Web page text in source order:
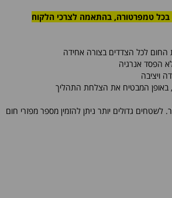
בכל טמפרטורה, בהתאמה לצרכי הלקוח
לכל הצדדים בצורה אחידה
הפסד אנרגיה
ויציבה
באופן המבטיח את הצלחת התהליך